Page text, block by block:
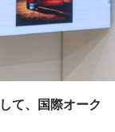
て、国際オーク